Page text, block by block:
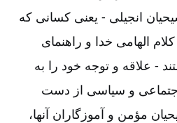
انجیلی -‏‏‏ یعنی کسانی که
الهامی خدا و راهنمای
-‏‏‏ علاقه و توجه خود را به
و سیاسی از دست
مؤمن و آموزگاران آنها،